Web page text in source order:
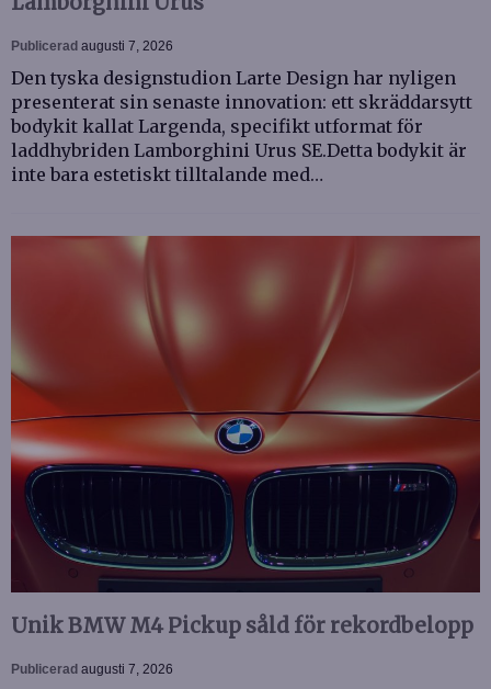
Publicerad augusti 7, 2026
Den tyska designstudion Larte Design har nyligen
presenterat sin senaste innovation: ett skräddarsytt
bodykit kallat Largenda, specifikt utformat för
laddhybriden Lamborghini Urus SE.Detta bodykit är
inte bara estetiskt tilltalande med…
Unik BMW M4 Pickup såld för rekordbelopp
Publicerad augusti 7, 2026